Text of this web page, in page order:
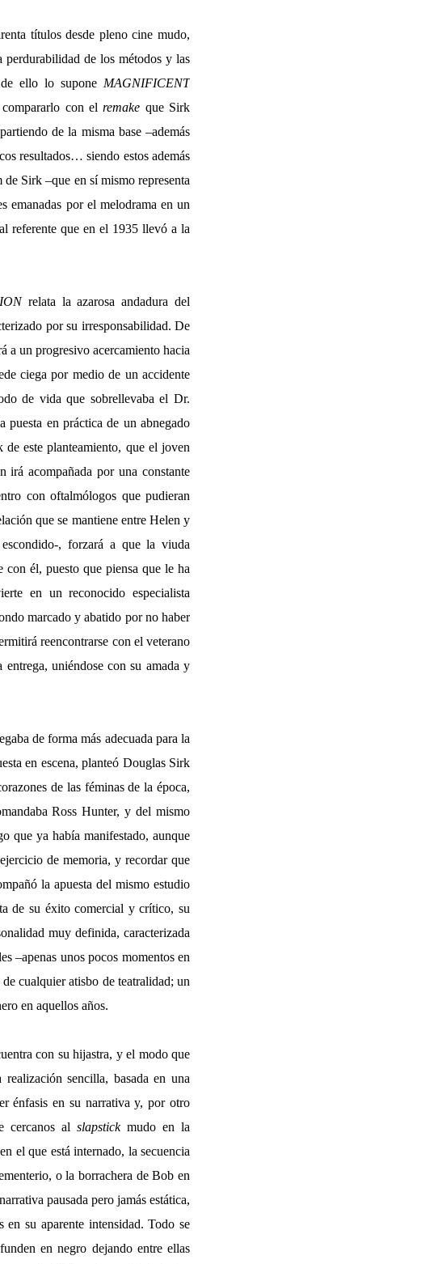
títulos desde pleno cine mudo,
perdurabilidad de los métodos y las
ello lo supone MAGNIFICENT
con elremake que Sirk
de la misma base –además
resultados… siendo estos además
Sirk –que en sí mismo representa
emanadas por el melodrama en un
referente que en el 1935 llevó a la
relata la azarosa andadura del
por su irresponsabilidad. De
a un progresivo acercamiento hacia
ciega por medio de un accidente
de vida que sobrellevaba el Dr.
en práctica de un abnegado
este planteamiento, que el joven
irá acompañada por una constante
con oftalmólogos que pudieran
que se mantiene entre Helen y
, forzará a que la viuda
con él, puesto que piensa que le ha
en un reconocido especialista
marcado y abatido por no haber
reencontrarse con el veterano
uniéndose con su amada y
de forma más adecuada para la
en escena, planteó Douglas Sirk
de las féminas de la época,
Ross Hunter, y del mismo
que ya había manifestado, aunque
de memoria, y recordar que
la apuesta del mismo estudio
de su éxito comercial y crítico, su
muy definida, caracterizada
–apenas unos pocos momentos en
cualquier atisbo de teatralidad; un
en aquellos años.
con su hijastra, y el modo que
sencilla, basada en una
énfasis en su narrativa y, por otro
cercanos al slapstickmudo en la
el que está internado, la secuencia
o la borrachera de Bob en
pausada pero jamás estática,
su aparente intensidad. Todo se
en negro dejando entre ellas